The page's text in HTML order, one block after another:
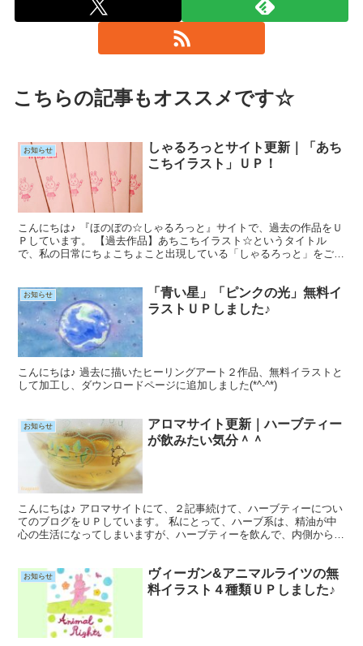
こちらの記事もオススメです☆
お知らせ
しゃるろっとサイト更新｜「あち
こちイラスト」ＵＰ！
こんにちは♪ 『ほのぼの☆しゃるろっと』サイトで、過去の作品をＵ
Ｐしています。 【過去作品】あちこちイラスト☆というタイトル
で、私の日常にちょこちょこと出現している「しゃるろっと」をご紹
お知らせ
「青い星」「ピンクの光」無料イ
ラストＵＰしました♪
こんにちは♪ 過去に描いたヒーリングアート２作品、無料イラストと
して加工し、ダウンロードページに追加しました(*^-^*)
お知らせ
アロマサイト更新｜ハーブティー
が飲みたい気分＾＾
こんにちは♪ アロマサイトにて、２記事続けて、ハーブティーについ
てのブログをＵＰしています。 私にとって、ハーブ系は、精油が中
心の生活になってしまいますが、ハーブティーを飲んで、内側から取
お知らせ
ヴィーガン&アニマルライツの無
料イラスト４種類ＵＰしました♪